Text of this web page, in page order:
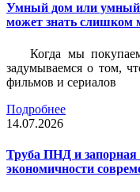
Умный дом или умный
может знать слишком
Когда мы
задумываемся о том,
фильмов и сериалов
Подробнее
14.07.2026
Труба ПНД и запорная
экономичности